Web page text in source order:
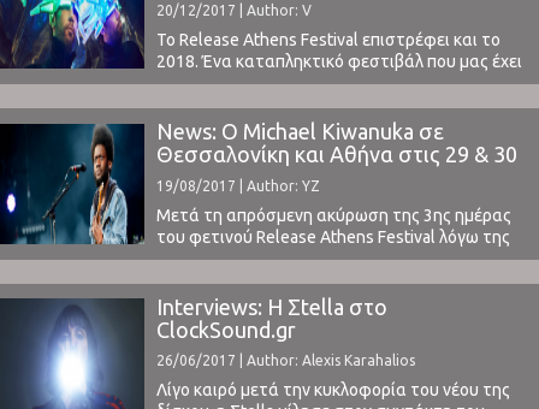
τους αγαπημένους του ελληνικού κοινού
Thievery Corporation και τους ...
20/12/2017 | Author: V
Το Release Athens Festival επιστρέφει και το
2018. Ένα καταπληκτικό φεστιβάλ που μας έχει
προσφέρει πολύ καλά ονόματα τις δύο
προηγούμενες χρονιές. Γεγονός που ανεβάζει τις
προσδοκίες όλων μας.Μπορείτε εδώ και εδώ να
δείτε τις εντυπώσεις μας από το φεστιβάλ το
2017, με Röyksopp, Moderat, Thievery
Corporation και πολλούς ακόμα. Με μοναδική ...
News: Ο Michael Kiwanuka σε
Θεσσαλονίκη και Αθήνα στις 29 & 30
Σεπτεμβρίου
19/08/2017 | Author: YZ
Μετά τη απρόσμενη ακύρωση της 3ης ημέρας
του φετινού Release Athens Festival λόγω της
αδυναμίας των Jamiroquai να εμφανιστούν, δεν
ήταν λίγοι αυτοί που απογοητεύτηκαν και για
το γεγονός ότι δεν θα έβλεπαν τον Michael
Kiwanuka.Το φεστιβάλ κατάφερε όμως να
κλείσει για τα τέλη Σεπτέμβρη τον καλλιτέχνη,
και μάλιστα, όχι μόνο ...
Interviews: H Σtella στο
ClockSound.gr
26/06/2017 | Author: Alexis Karahalios
Λίγο καιρό μετά την κυκλοφορία του νέου της